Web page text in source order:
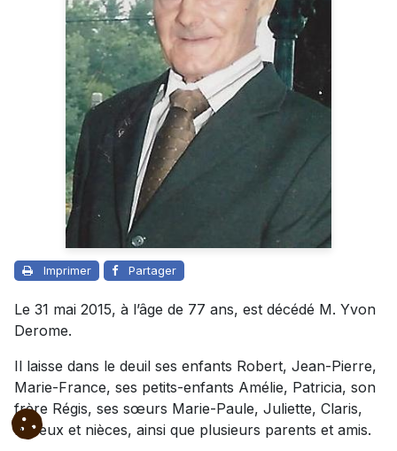
Imprimer Partager
Le 31 mai 2015, à l’âge de 77 ans, est décédé M. Yvon
Derome.
Il laisse dans le deuil ses enfants Robert, Jean-Pierre,
Marie-France, ses petits-enfants Amélie, Patricia, son
frère Régis, ses sœurs Marie-Paule, Juliette, Claris,
neveux et nièces, ainsi que plusieurs parents et amis.